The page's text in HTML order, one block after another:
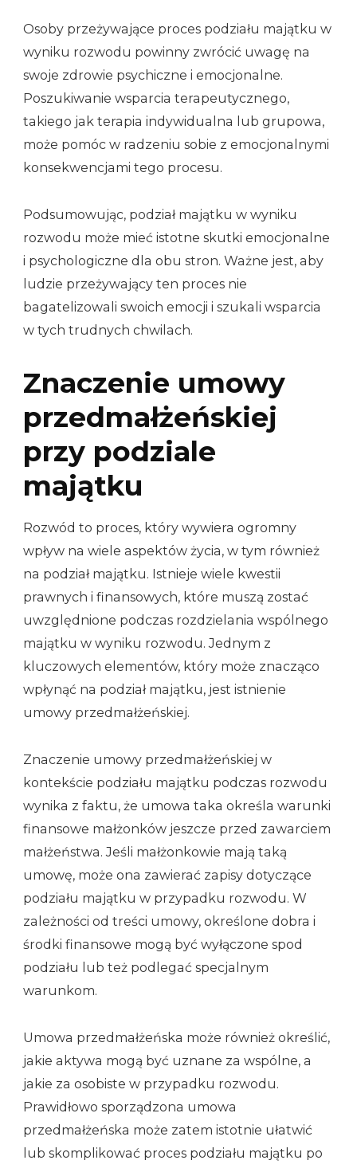
Osoby przeżywające proces podziału majątku w
wyniku rozwodu powinny zwrócić uwagę na
swoje zdrowie psychiczne i emocjonalne.
Poszukiwanie wsparcia terapeutycznego,
takiego jak terapia indywidualna lub grupowa,
może pomóc w radzeniu sobie z emocjonalnymi
konsekwencjami tego procesu.
Podsumowując, podział majątku w wyniku
rozwodu może mieć istotne skutki emocjonalne
i psychologiczne dla obu stron. Ważne jest, aby
ludzie przeżywający ten proces nie
bagatelizowali swoich emocji i szukali wsparcia
w tych trudnych chwilach.
Znaczenie umowy
przedmałżeńskiej
przy podziale
majątku
Rozwód to proces, który wywiera ogromny
wpływ na wiele aspektów życia, w tym również
na podział majątku. Istnieje wiele kwestii
prawnych i finansowych, które muszą zostać
uwzględnione podczas rozdzielania wspólnego
majątku w wyniku rozwodu. Jednym z
kluczowych elementów, który może znacząco
wpłynąć na podział majątku, jest istnienie
umowy przedmałżeńskiej.
Znaczenie umowy przedmałżeńskiej w
kontekście podziału majątku podczas rozwodu
wynika z faktu, że umowa taka określa warunki
finansowe małżonków jeszcze przed zawarciem
małżeństwa. Jeśli małżonkowie mają taką
umowę, może ona zawierać zapisy dotyczące
podziału majątku w przypadku rozwodu. W
zależności od treści umowy, określone dobra i
środki finansowe mogą być wyłączone spod
podziału lub też podlegać specjalnym
warunkom.
Umowa przedmałżeńska może również określić,
jakie aktywa mogą być uznane za wspólne, a
jakie za osobiste w przypadku rozwodu.
Prawidłowo sporządzona umowa
przedmałżeńska może zatem istotnie ułatwić
lub skomplikować proces podziału majątku po